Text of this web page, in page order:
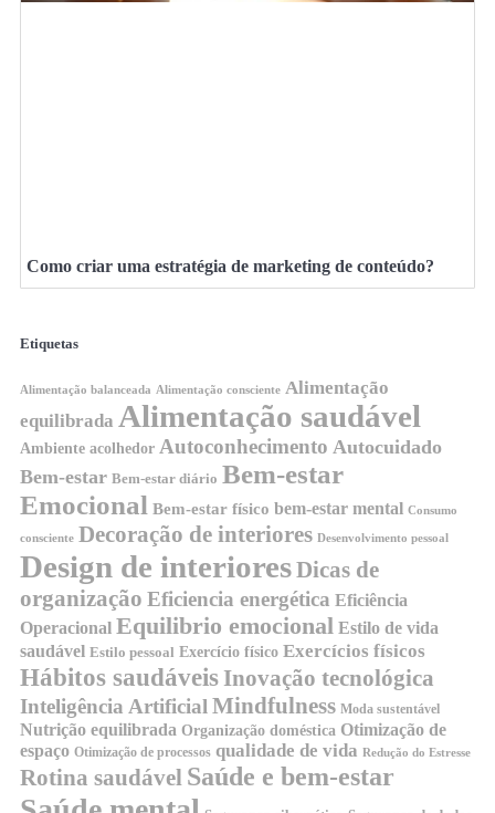
Como criar uma estratégia de marketing de conteúdo?
Etiquetas
Alimentação balanceada Alimentação consciente Alimentação
equilibrada Alimentação saudável
Ambiente acolhedor Autoconhecimento Autocuidado
Bem-estar Bem-estar diário Bem-estar
Emocional Bem-estar físico bem-estar mental Consumo
consciente Decoração de interiores Desenvolvimento pessoal
Design de interioresDicas de
organização Eficiencia energética Eficiência
Operacional Equilibrio emocional Estilo de vida
saudável Estilo pessoal Exercício físico Exercícios físicos
Hábitos saudáveis Inovação tecnológica
Inteligência Artificial Mindfulness Moda sustentável
Nutrição equilibrada Organização doméstica Otimização de
espaço Otimização de processos qualidade de vida Redução do Estresse
Rotina saudável Saúde e bem-estar